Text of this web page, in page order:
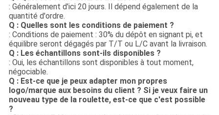
: Généralement d'ici 20 jours. Il dépend également de la
quantité d'ordre.
Q : Quelles sont les conditions de paiement ?
: Conditions de paiement : 30% du dépôt en signant pi, et
équilibre seront dégagés par T/T ou L/C avant la livraison.
Q : Les échantillons sont-ils disponibles ?
: Oui, les échantillons sont disponibles à tout moment,
négociable.
Q : Est-ce que je peux adapter mon propres
logo/marque aux besoins du client ? Si je veux faire un
nouveau type de la roulette, est-ce que c'est possible
?